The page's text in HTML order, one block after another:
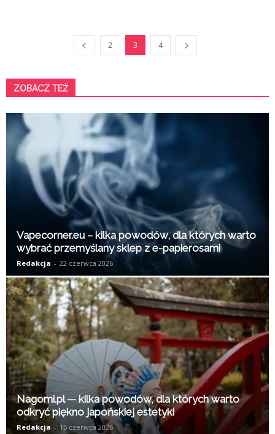
2 3 4
ZOBACZ TEŻ
Vapecorner.eu – kilka powodów, dla których warto
wybrać przemyślany sklep z e-papierosami
Redakcja - 22 czerwca 2026
Nagomi.pl — kilka powodów, dla których warto
odkryć piękno japońskiej estetyki
Redakcja - 15 czerwca 2026